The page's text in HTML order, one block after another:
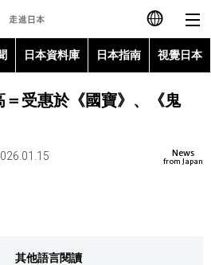
日本語
English
日本資料庫 日本指南 視覺日本
受惠於《國寶》、《鬼
News
from Japan
其他語言閱讀